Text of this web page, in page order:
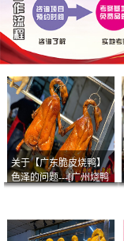
关于【广东脆皮烧鸭】
色泽的问题---[广州烧鸭